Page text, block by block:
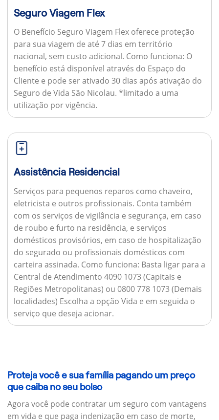
Seguro Viagem Flex
O Benefício Seguro Viagem Flex oferece proteção
para sua viagem de até 7 dias em território
nacional, sem custo adicional. Como funciona: O
benefício está disponível através do Espaço do
Cliente e pode ser ativado 30 dias após ativação do
Seguro de Vida São Nicolau. *limitado a uma
utilização por vigência.
Assistência Residencial
Serviços para pequenos reparos como chaveiro,
eletricista e outros profissionais. Conta também
com os serviços de vigilância e segurança, em caso
de roubo e furto na residência, e serviços
domésticos provisórios, em caso de hospitalização
do segurado ou profissionais domésticos com
carteira assinada. Como funciona: Basta ligar para a
Central de Atendimento 4090 1073 (Capitais e
Regiões Metropolitanas) ou 0800 778 1073 (Demais
localidades) Escolha a opção Vida e em seguida o
serviço que deseja acionar.
Proteja você e sua família pagando um preço
que caiba no seu bolso
Agora você pode contratar um seguro com vantagens
em vida e que paga indenização em caso de morte,